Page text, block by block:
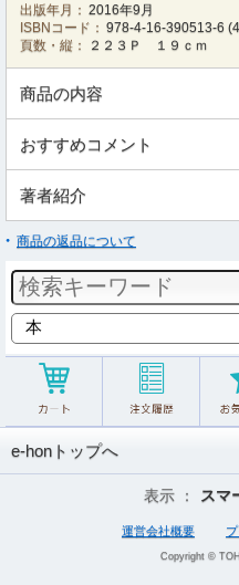
出版年月： 2016年9月
ISBNコード： 978-4-16-390513-6 (
頁数・縦：
２２３Ｐ １９ｃｍ
商品の内容
おすすめコメント
著者紹介
商品の返品について
e-honトップへ
表示 ： スマ
運営会社概要
Copyright ©